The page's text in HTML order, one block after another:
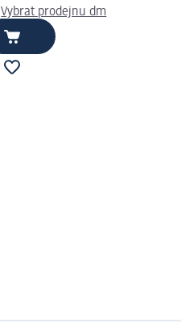
Vybrat prodejnu dm